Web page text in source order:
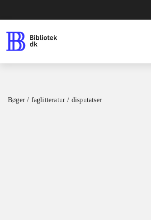
Bøger / faglitteratur / disputatser